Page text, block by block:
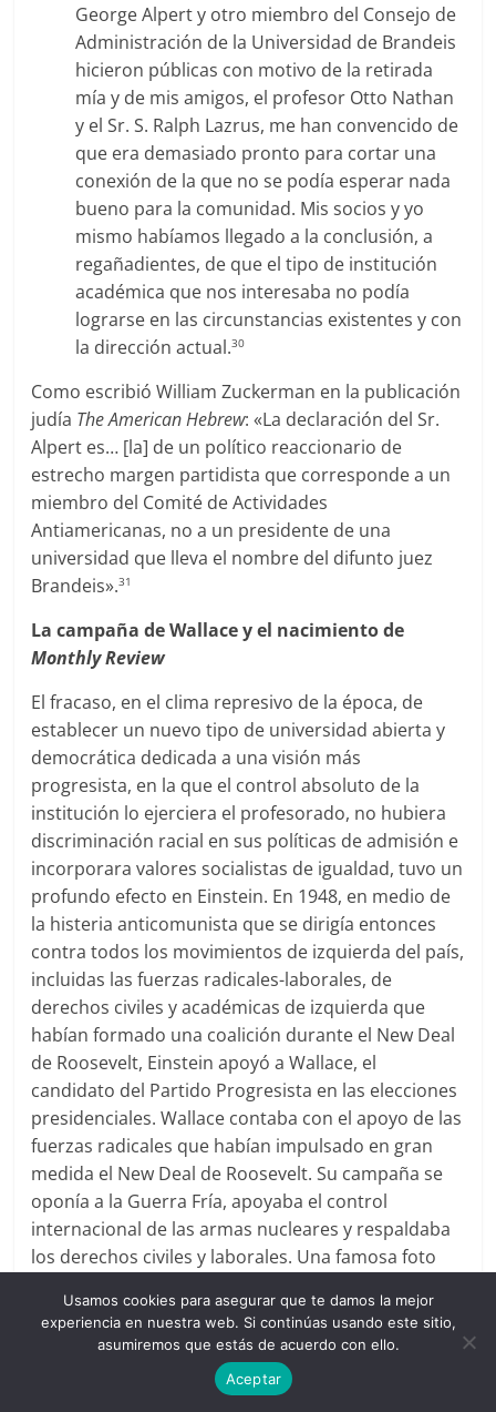
George Alpert y otro miembro del Consejo de
Administración de la Universidad de Brandeis
hicieron públicas con motivo de la retirada
mía y de mis amigos, el profesor Otto Nathan
y el Sr. S. Ralph Lazrus, me han convencido de
que era demasiado pronto para cortar una
conexión de la que no se podía esperar nada
bueno para la comunidad. Mis socios y yo
mismo habíamos llegado a la conclusión, a
regañadientes, de que el tipo de institución
académica que nos interesaba no podía
lograrse en las circunstancias existentes y con
la dirección actual.30
Como escribió William Zuckerman en la publicación
judía The American Hebrew: «La declaración del Sr.
Alpert es… [la] de un político reaccionario de
estrecho margen partidista que corresponde a un
miembro del Comité de Actividades
Antiamericanas, no a un presidente de una
universidad que lleva el nombre del difunto juez
Brandeis».31
La campaña de Wallace y el nacimiento de
Monthly Review
El fracaso, en el clima represivo de la época, de
establecer un nuevo tipo de universidad abierta y
democrática dedicada a una visión más
progresista, en la que el control absoluto de la
institución lo ejerciera el profesorado, no hubiera
discriminación racial en sus políticas de admisión e
incorporara valores socialistas de igualdad, tuvo un
profundo efecto en Einstein. En 1948, en medio de
la histeria anticomunista que se dirigía entonces
contra todos los movimientos de izquierda del país,
incluidas las fuerzas radicales-laborales, de
derechos civiles y académicas de izquierda que
habían formado una coalición durante el New Deal
de Roosevelt, Einstein apoyó a Wallace, el
candidato del Partido Progresista en las elecciones
presidenciales. Wallace contaba con el apoyo de las
fuerzas radicales que habían impulsado en gran
medida el New Deal de Roosevelt. Su campaña se
oponía a la Guerra Fría, apoyaba el control
internacional de las armas nucleares y respaldaba
los derechos civiles y laborales. Una famosa foto
Partido Progresista muestra a Einstein y Paul
Robeson junto a Wallace.32
Huberman y Sweezy
escribieron el preámbulo de la plataforma del
Partido Progresista, que se adoptó en la
Usamos cookies para asegurar que te damos la mejor
experiencia en nuestra web. Si continúas usando este sitio,
asumiremos que estás de acuerdo con ello.
Aceptar